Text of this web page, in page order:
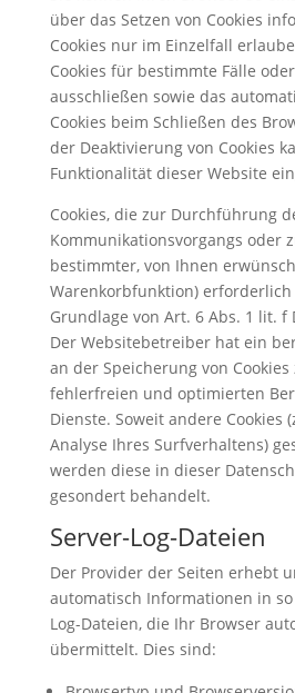
über das Setzen von Cookies
Cookies nur im Einzelfall
Cookies für bestimmte Fälle
ausschließen sowie das
Cookies beim Schließen des
der Deaktivierung von Cookies
Funktionalität dieser Website
Cookies, die zur Durchführung
Kommunikationsvorgangs oder
bestimmter, von Ihnen
Warenkorbfunktion)
Grundlage von Art. 6 Abs. 1 lit. f
Der Websitebetreiber hat ein
an der Speicherung von
fehlerfreien und optimierten
Dienste. Soweit andere Cookies
Analyse Ihres Surfverhaltens)
werden diese in dieser
gesondert behandelt.
Server-Log-Dateien
Der Provider der Seiten erhebt
automatisch Informationen in
Log-Dateien, die Ihr Browser
übermittelt. Dies sind: